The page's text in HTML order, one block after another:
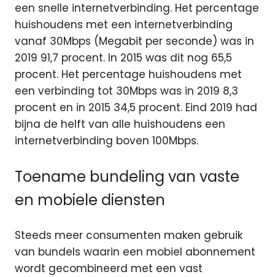
een snelle internetverbinding. Het percentage
huishoudens met een internetverbinding
vanaf 30Mbps (Megabit per seconde) was in
2019 91,7 procent. In 2015 was dit nog 65,5
procent. Het percentage huishoudens met
een verbinding tot 30Mbps was in 2019 8,3
procent en in 2015 34,5 procent. Eind 2019 had
bijna de helft van alle huishoudens een
internetverbinding boven 100Mbps.
Toename bundeling van vaste
en mobiele diensten
Steeds meer consumenten maken gebruik
van bundels waarin een mobiel abonnement
wordt gecombineerd met een vast